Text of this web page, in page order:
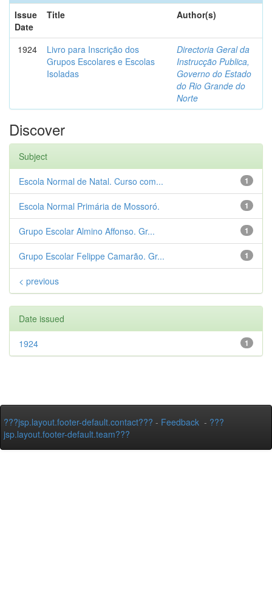
Issue
Date
Title Author(s)
1924
Livro para Inscrição dos
Grupos Escolares e Escolas
Isoladas
Directoria Geral da
Instrucção Publica,
Governo do Estado
do Rio Grande do
Norte
Discover
Subject
1
Escola Normal de Natal. Curso com...
1
Escola Normal Primária de Mossoró.
1
Grupo Escolar Almino Affonso. Gr...
1
Grupo Escolar Felippe Camarão. Gr...
< previous
Date issued
1
1924
???jsp.layout.footer-default.contact??? - Feedback - ???
jsp.layout.footer-default.team???